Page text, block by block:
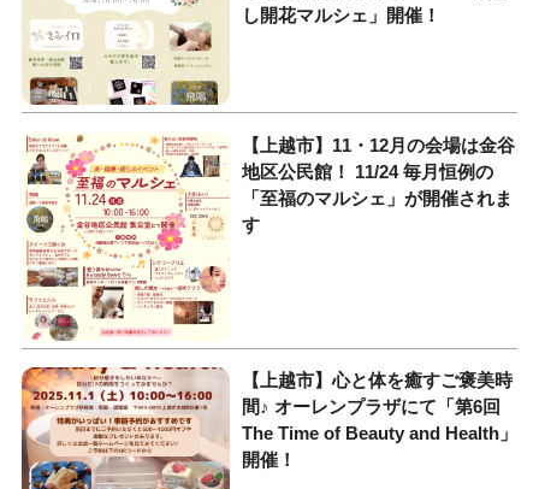
し開花マルシェ」開催！
【上越市】11・12月の会場は金谷
地区公民館！ 11/24 毎月恒例の
「至福のマルシェ」が開催されま
す
【上越市】心と体を癒すご褒美時
間♪ オーレンプラザにて「第6回
The Time of Beauty and Health」
開催！